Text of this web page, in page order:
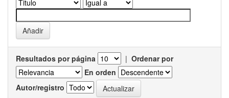
Resultados por página | Ordenar por
En orden
Autor/registro